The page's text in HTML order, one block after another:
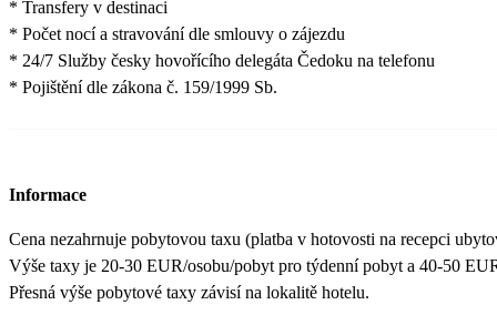
* Transfery v destinaci
* Počet nocí a stravování dle smlouvy o zájezdu
* 24/7 Služby česky hovořícího delegáta Čedoku na telefonu
* Pojištění dle zákona č. 159/1999 Sb.
Informace
Cena nezahrnuje pobytovou taxu (platba v hotovosti na recepci
Výše taxy je 20-30 EUR/osobu/pobyt pro týdenní pobyt a 40-50
Přesná výše pobytové taxy závisí na lokalitě hotelu.